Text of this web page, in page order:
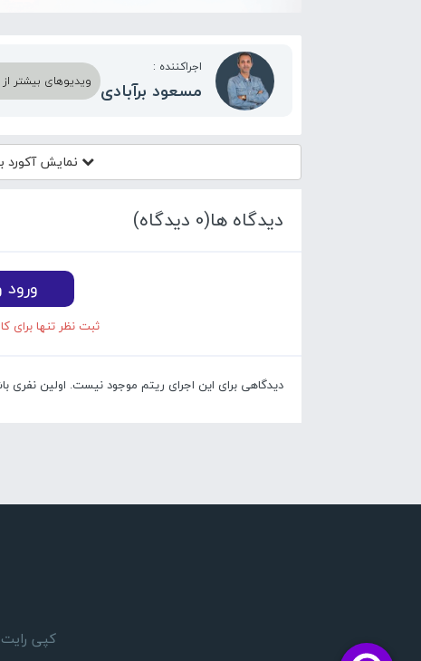
اجراکننده :
مسعود برآبادی ویدیوهای بیشتر از
نمایش آکورد
دیدگاه ها(0 دیدگاه)
ثبت نظر تنها برای
دیدگاهی برای این اجرای ریتم موجود نیست. اولین نفری
کپی رایت 1405 © تمام حقوق مادی و معنوی این وبسایت برای "لامینور" محفوظ است.